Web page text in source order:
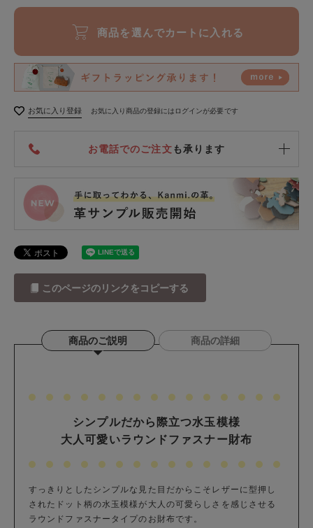
商品を選んでカートに入れる
お気に入り登録 お気に入り商品の登録にはログインが必要です
お電話でのご注文も承ります
このページのリンクをコピーする
商品のご説明 商品の詳細
シンプルだから際立つ水玉模様
大人可愛いラウンドファスナー財布
すっきりとしたシンプルな見た目だからこそレザーに型押し
されたドット柄の水玉模様が大人の可愛らしさを感じさせる
ラウンドファスナータイプのお財布です。